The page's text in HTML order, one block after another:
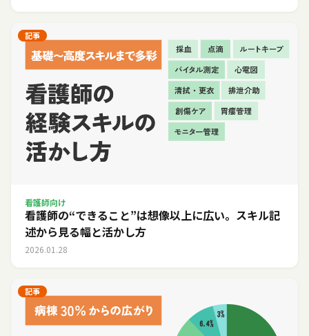
記事
看護師向け
看護師の“できること”は想像以上に広い。スキル記
述から見る幅と活かし方
2026.01.28
記事